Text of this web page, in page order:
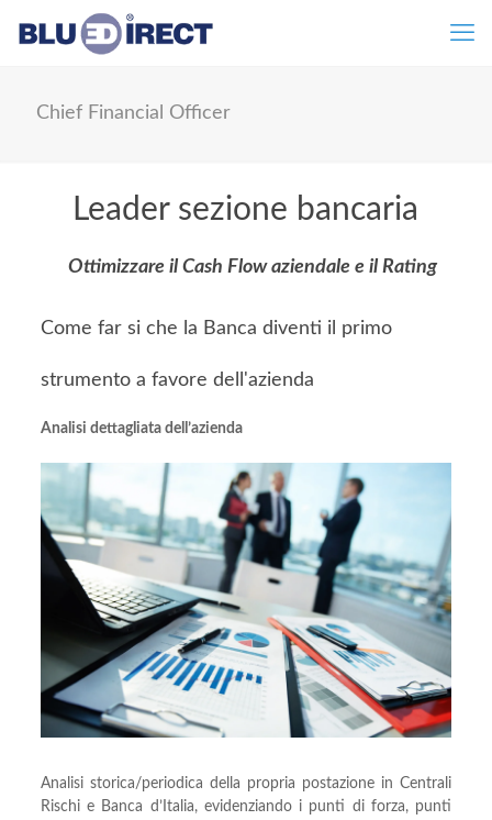
Chief Financial Officer
Leader sezione bancaria
Ottimizzare il Cash Flow aziendale e il Rating
Come far si che la Banca diventi il primo
strumento a favore dell'azienda
Analisi dettagliata dell’azienda
Analisi storica/periodica della propria postazione in Centrali
Rischi e Banca d’Italia, evidenziando i punti di forza, punti